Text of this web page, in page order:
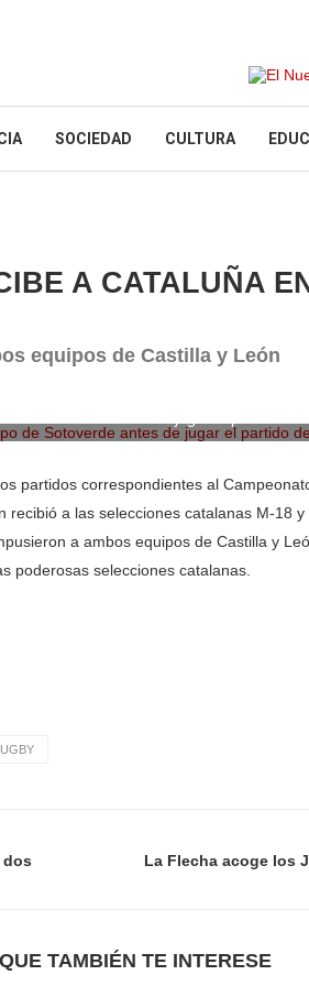
SOCIEDAD CULTURA
A CATALUÑA
equipos de Castilla y León
partidos correspondientes al
recibió a las selecciones catalanas M-18
a ambos equipos de Castilla y
poderosas selecciones catalanas.
dos
La Flecha acoge los
TAMBIÉN TE INTERESE